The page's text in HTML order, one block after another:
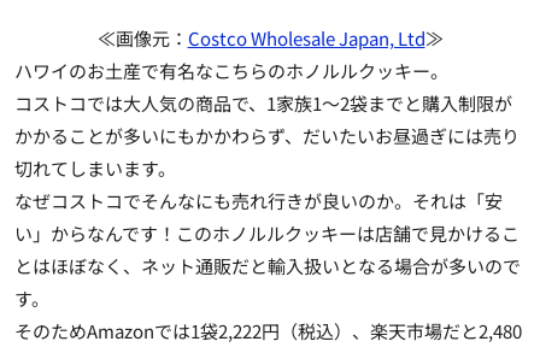
≪画像元： Costco Wholesale Japan, Ltd≫
ハワイのお土産で有名なこちらのホノルルクッキー。
コストコでは大人気の商品で、1家族1～2袋までと購入制限が
かかることが多いにもかかわらず、だいたいお昼過ぎには売り
切れてしまいます。
なぜコストコでそんなにも売れ行きが良いのか。それは「安
い」からなんです！このホノルルクッキーは店舗で見かけるこ
とはほぼなく、ネット通販だと輸入扱いとなる場合が多いので
す。
そのためAmazonでは1袋2,222円（税込）、楽天市場だと2,480